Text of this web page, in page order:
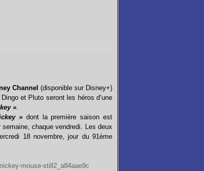
Channel (disponible sur Disney+)
et Pluto seront les héros d’une
».
» dont la première saison est
chaque vendredi. Les deux
18 novembre, jour du 91ème